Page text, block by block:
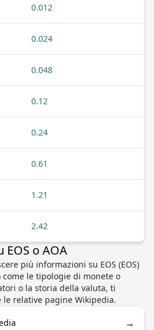
0.012
0.024
0.048
0.12
0.24
0.61
1.21
2.42
o AOA
più informazioni su EOS (EOS)
come le tipologie di monete o
o la storia della valuta, ti
relative pagine Wikipedia.
→